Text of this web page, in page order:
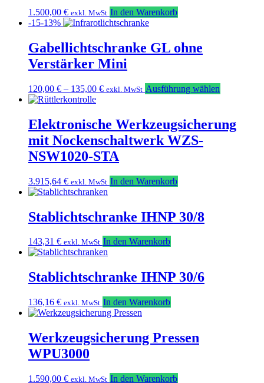
1.500,00 € exkl. MwSt In den Warenkorb
-15-13%
Gabellichtschranke GL ohne
Verstärker Mini
120,00 € – 135,00 € exkl. MwSt Ausführung wählen
mehrere
Varianten
Elektronische Werkzeugsicherung
mit Nockenschaltwerk WZS-
NSW1020-STA
3.915,64 € exkl. MwSt In den Warenkorb
Stablichtschranke IHNP 30/8
143,31 € exkl. MwSt In den Warenkorb
Stablichtschranke IHNP 30/6
136,16 € exkl. MwSt In den Warenkorb
Werkzeugsicherung Pressen
WPU3000
1.590,00 € exkl. MwSt In den Warenkorb